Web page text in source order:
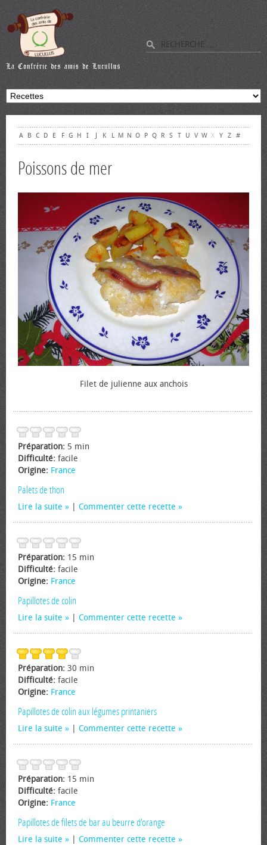
A B C D E F G H I J K L M N O P Q R S T U V W X Y Z #
Poissons de mer
Filet de julienne aux anchois
Préparation: 5 min
Difficulté: facile
Origine: France
Palets de thon
Lire la suite Commenter cette recette
Préparation: 15 min
Difficulté: facile
Origine: France
Papillotes de colin
Lire la suite Commenter cette recette
Préparation: 30 min
Difficulté: facile
Origine: France
Papillotes de colin aux légumes printaniers
Lire la suite Commenter cette recette
Préparation: 15 min
Difficulté: facile
Origine: France
Papillotes de filets de bar au beurre d'orange
Lire la suite Commenter cette recette